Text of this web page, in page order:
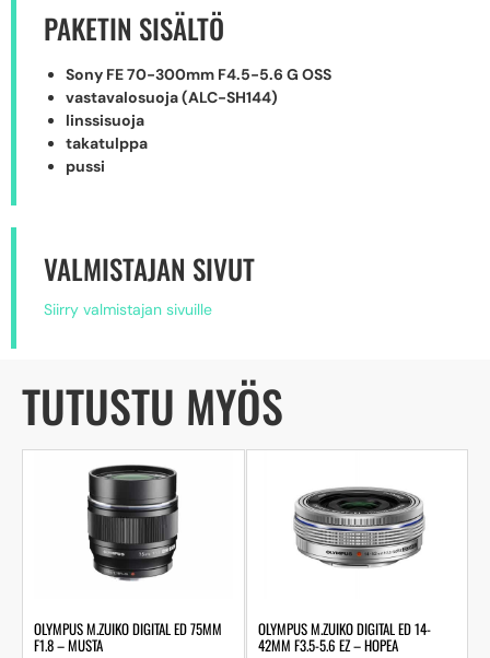
PAKETIN SISÄLTÖ
Sony FE 70-300mm F4.5-5.6 G OSS
vastavalosuoja (ALC-SH144)
linssisuoja
takatulppa
pussi
VALMISTAJAN SIVUT
Siirry valmistajan sivuille
TUTUSTU MYÖS
OLYMPUS M.ZUIKO DIGITAL ED 75MM
F1.8 – MUSTA
OLYMPUS M.ZUIKO DIGITAL ED 14-
42MM F3.5-5.6 EZ – HOPEA